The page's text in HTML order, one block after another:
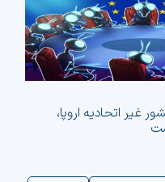
غیر اتحادیه اروپا،